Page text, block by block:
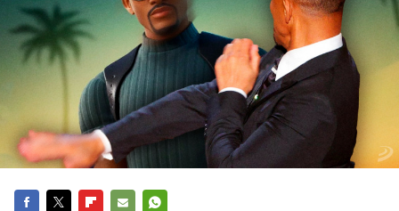
¿Todavía no tienes cuenta?
Regístrate gratis
El inicio de sesión con Facebook ya no está
de 3DJuegos:
carácter inicial), pero no mayúsculas, espacios, tildes
o caracteres especiales.
He leído y acepto lapolitica de privacidad y
de participación
Registrarse en 3DJuegos